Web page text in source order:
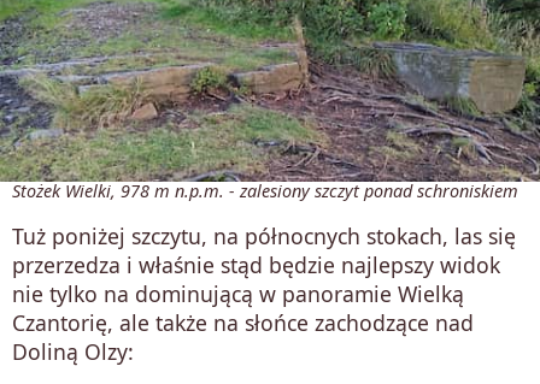
Stożek Wielki, 978 m n.p.m. - zalesiony szczyt ponad schroniskiem
Tuż poniżej szczytu, na północnych stokach, las się
przerzedza i właśnie stąd będzie najlepszy widok
nie tylko na dominującą w panoramie Wielką
Czantorię, ale także na słońce zachodzące nad
Doliną Olzy: